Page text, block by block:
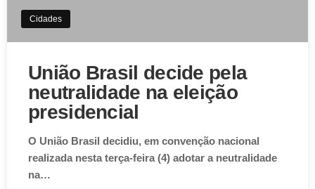
Cidades
União Brasil decide pela
neutralidade na eleição
presidencial
O União Brasil decidiu, em convenção nacional
realizada nesta terça-feira (4) adotar a neutralidade
na…